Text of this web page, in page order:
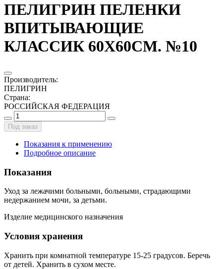
ПЕЛИГРИН ПЕЛЕНКИ
ВПИТЫВАЮЩИЕ
КЛАССИК 60Х60СМ. №10
Производитель:
ПЕЛИГРИН
Страна:
РОССИЙСКАЯ ФЕДЕРАЦИЯ
Под заказ
Показания к применению
Подробное описание
Показания
Уход за лежачими больными, больными, страдающими
недержанием мочи, за детьми.
Изделие медицинского назначения
Условия хранения
Хранить при комнатной температуре 15-25 градусов. Беречь
от детей. Хранить в сухом месте.